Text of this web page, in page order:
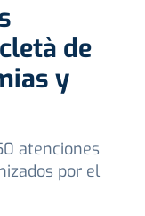
de
y
atenciones
por el